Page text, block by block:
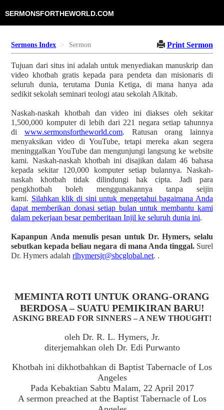
SERMONSFORTHEWORLD.COM
Sermons Index Sermon Print Sermon
Tujuan dari situs ini adalah untuk menyediakan manuskrip dan
video khotbah gratis kepada para pendeta dan misionaris di
seluruh dunia, terutama Dunia Ketiga, di mana hanya ada
sedikit sekolah seminari teologi atau sekolah Alkitab.
Naskah-naskah khotbah dan video ini diakses oleh sekitar
1,500,000 komputer di lebih dari 221 negara setiap tahunnya
di www.sermonsfortheworld.com. Ratusan orang lainnya
menyaksikan video di YouTube, tetapi mereka akan segera
meninggalkan YouTube dan mengunjungi langsung ke website
kami. Naskah-naskah khotbah ini disajikan dalam 46 bahasa
kepada sekitar 120,000 komputer setiap bulannya. Naskah-
naskah khotbah tidak dilindungi hak cipta. Jadi para
pengkhotbah boleh menggunakannya tanpa seijin
kami. Silahkan klik di sini untuk mengetahui bagaimana Anda
dapat memberikan donasi setiap bulan untuk membantu kami
dalam pekerjaan besar pemberitaan Injil ke seluruh dunia ini.
Kapanpun Anda menulis pesan untuk Dr. Hymers, selalu
sebutkan kepada beliau negara di mana Anda tinggal. Surel
Dr. Hymers adalahrlhymersjr@sbcglobal.net. .
MEMINTA ROTI UNTUK ORANG-ORANG
BERDOSA – SUATU PEMIKIRAN BARU!
ASKING BREAD FOR SINNERS – A NEW THOUGHT!
oleh Dr. R. L. Hymers, Jr.
diterjemahkan oleh Dr. Edi Purwanto
Khotbah ini dikhotbahkan di Baptist Tabernacle of Los
Angeles
Pada Kebaktian Sabtu Malam, 22 April 2017
A sermon preached at the Baptist Tabernacle of Los